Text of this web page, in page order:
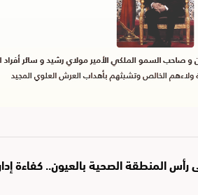
المنطقة الصحية بالعيون.. كفاءة